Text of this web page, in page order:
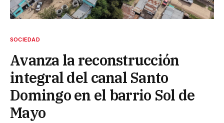
SOCIEDAD
Avanza la reconstrucción
integral del canal Santo
Domingo en el barrio Sol de
Mayo